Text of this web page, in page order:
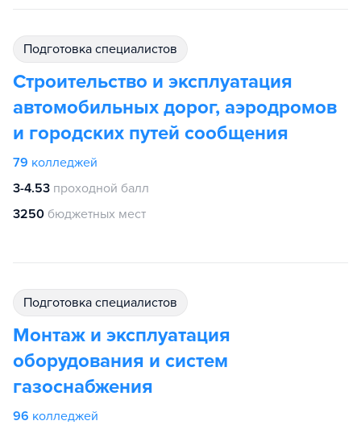
подготовка специалистов
Строительство и эксплуатация
автомобильных дорог, аэродромов
и городских путей сообщения
79 колледжей
3-4.53 проходной балл
3250 бюджетных мест
подготовка специалистов
Монтаж и эксплуатация
оборудования и систем
газоснабжения
96 колледжей